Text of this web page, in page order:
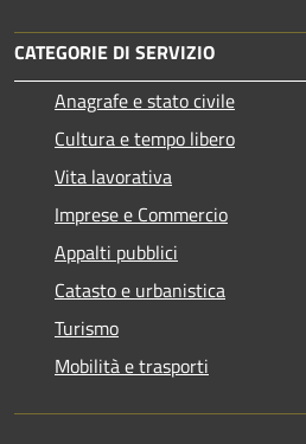
CATEGORIE DI SERVIZIO
Anagrafe e stato civile
Cultura e tempo libero
Vita lavorativa
Imprese e Commercio
Appalti pubblici
Catasto e urbanistica
Turismo
Mobilità e trasporti